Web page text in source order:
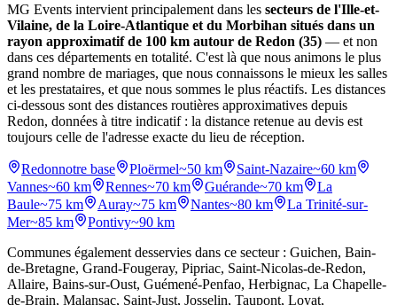
MG Events intervient principalement dans les secteurs de l'Ille-et-
Vilaine, de la Loire-Atlantique et du Morbihan situés dans un
rayon approximatif de 100 km autour de Redon (35) — et non
dans ces départements en totalité. C'est là que nous animons le plus
grand nombre de mariages, que nous connaissons le mieux les salles
et les prestataires, et que nous sommes le plus réactifs. Les distances
ci-dessous sont des distances routières approximatives depuis
Redon, données à titre indicatif : la distance retenue au devis est
toujours celle de l'adresse exacte du lieu de réception.
Redonnotre base Ploërmel~50 km Saint-Nazaire~60 km
Vannes~60 km Rennes~70 km Guérande~70 km
La
Baule~75 km Auray~75 km Nantes~80 km
La Trinité-sur-
Mer~85 km Pontivy~90 km
Communes également desservies dans ce secteur : Guichen, Bain-
de-Bretagne, Grand-Fougeray, Pipriac, Saint-Nicolas-de-Redon,
Allaire, Bains-sur-Oust, Guémené-Penfao, Herbignac, La Chapelle-
de-Brain, Malansac, Saint-Just, Josselin, Taupont, Loyat,